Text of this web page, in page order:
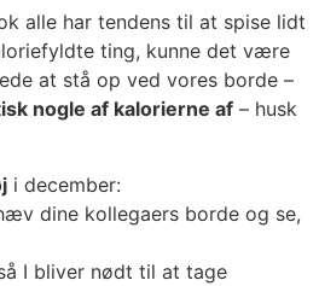
alle har tendens til at spise lidt
ting, kunne det være
at stå op ved vores borde –
nogle af kalorierne af – husk
i december:
dine kollegaers borde og se,
I bliver nødt til at tage